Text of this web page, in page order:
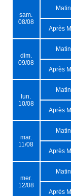
sam.
08/08
Matin
Après
dim.
09/08
Matin
Après
lun.
10/08
Matin
Après
mar.
11/08
Matin
Après
mer.
12/08
Matin
Après